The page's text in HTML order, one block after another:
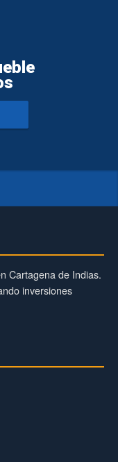
Cartagena de Indias.
inversiones